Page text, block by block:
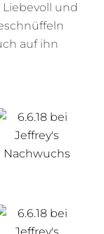
und
auf ihn